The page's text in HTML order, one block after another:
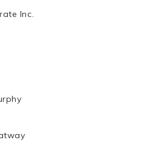
Inc.